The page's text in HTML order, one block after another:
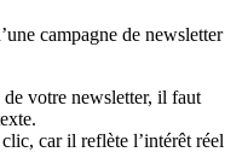
campagne de newsletter
votre newsletter, il faut
car il reflète l’intérêt réel